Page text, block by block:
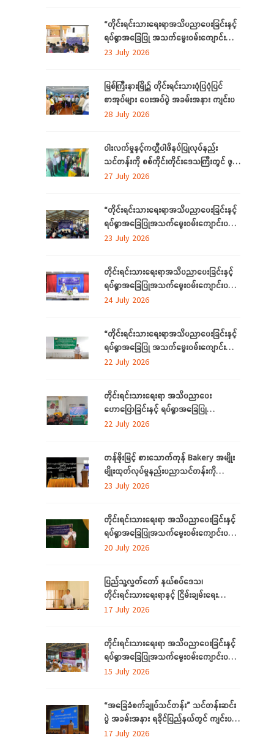
“တိုင်းရင်းသားရေးရာအသိပညာပေးခြင်းနှင့်
ရပ်ရွာအခြေပြု အသက်မွေးဝမ်းကျောင်း
ပညာ လိုအပ်ချက် ဆန်းစစ်စီမံခြင်း
23 July 2026
မြစ်ကြီးနားမြို့၌ တိုင်းရင်းသားပုံပြပုံပြင်
စာအုပ်များ ပေးအပ်ပွဲ အခမ်းအနား ကျင်းပ
28 July 2026
ဝါးလက်မှုနှင့်ကတ္တီပါဖိနပ်ပြုလုပ်နည်း
သင်တန်းကို စစ်ကိုင်းတိုင်းဒေသကြီးတွင် ဖွင့်
လှစ်
27 July 2026
“တိုင်းရင်းသားရေးရာအသိပညာပေးခြင်းနှင့်
ရပ်ရွာအခြေပြုအသက်မွေးဝမ်းကျောင်းပညာ
လိုအပ်ချက်တို့ကို ဆန်းစစ်စီမံခြင်း
ကျင်းပပြုလုပ်
23 July 2026
တိုင်းရင်းသားရေးရာအသိပညာပေးခြင်းနှင့်
ရပ်ရွာအခြေပြုအသက်မွေးဝမ်းကျောင်းပညာ
လိုအပ်ချက်တို့ကို ဆန်းစစ်စီမံခြင်းအစီအစဉ်
ပြုလုပ်
24 July 2026
“တိုင်းရင်းသားရေးရာအသိပညာပေးခြင်းနှင့်
ရပ်ရွာအခြေပြု အသက်မွေးဝမ်းကျောင်း
ပညာလိုအပ်ချက် ဆန်းစစ်စီမံခြင်း
ကို ရန်ကုန်တိုင်းဒေသကြီးတွင် ကျင်းပပြုလုပ်
22 July 2026
တိုင်းရင်းသားရေးရာ အသိပညာပေး
ဟောပြောခြင်းနှင့် ရပ်ရွာအခြေပြု
အသက်မွေးဝမ်းကျောင်း ပညာလိုအပ်ချက်တို့
မွန်ပြည်နယ်တွင် ကျင်းပပြုလုပ်
22 July 2026
တန်ဖိုးမြင့် စားသောက်ကုန် Bakery အမျိုး
မျိုးထုတ်လုပ်မှုနည်းပညာသင်တန်းကို
စစ်ကိုင်းတိုင်းဒေသကြီး၊ လဟယ်မြို့၌ ဖွင့်လှစ်
23 July 2026
တိုင်းရင်းသားရေးရာ အသိပညာပေးခြင်းနှင့်
ရပ်ရွာအခြေပြုအသက်မွေးဝမ်းကျောင်းပညာ
လိုအပ်ချက်များကို ဆန်းစစ်စီမံခြင်း
ပြုလုပ်
20 July 2026
ပြည်သူ့လွှတ်တော် နယ်စပ်ဒေသ၊
တိုင်းရင်းသားရေးရာနှင့် ငြိမ်းချမ်းရေး
ကော်မတီနှင့် တိုင်းရင်းသားလူမျိုးများရေးရာ
17 July 2026
တိုင်းရင်းသားရေးရာ အသိပညာပေးခြင်းနှင့်
ရပ်ရွာအခြေပြုအသက်မွေးဝမ်းကျောင်းပညာ
လိုအပ်ချက်တို့ကို ဆန်းစစ်စီမံခြင်း အစီအစဉ်
15 July 2026
“အခြေခံစက်ချုပ်သင်တန်း” သင်တန်းဆင်း
ပွဲ အခမ်းအနား ရခိုင်ပြည်နယ်တွင် ကျင်းပ
ပြုလုပ်
17 July 2026